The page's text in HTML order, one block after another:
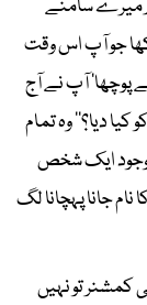
میرے سامنے
جو آپ اس وقت
آپ نے آج
دیا؟‘‘ وہ تمام
ایک شخص
نام جانا پہچانا لگ
تو نہیں